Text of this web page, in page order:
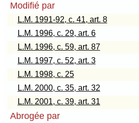
Modifié par
L.M. 1991-92, c. 41, art. 8
L.M. 1996, c. 29, art. 6
L.M. 1996, c. 59, art. 87
L.M. 1997, c. 52, art. 3
L.M. 1998, c. 25
L.M. 2000, c. 35, art. 32
L.M. 2001, c. 39, art. 31
Abrogée par